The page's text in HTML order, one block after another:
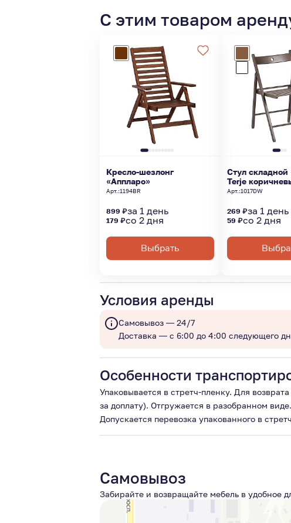
С этим товаром
Кресло-шезлонг
«Аппларо»
Арт.:1194BR
899 ₽за 1 день
179 ₽со 2 дня
Выбрать
Стул складной
Terje
Арт.:1017DW
269 ₽за 1 день
59 ₽со 2 дня
Условия аренды
Самовывоз — 24/7
Доставка — с 6:00 до 4:00 следующего
Особенности
Упаковывается в стретч-пленку. Для
за доплату). Отгружается в разобранном
Допускается перевозка упакованного в
Самовывоз
Забирайте и возвращайте мебель в удобное